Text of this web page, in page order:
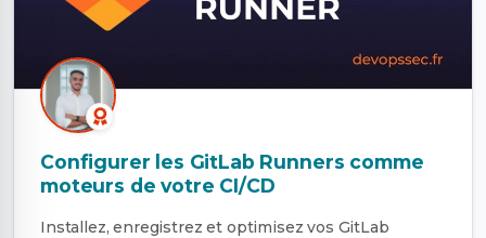
Configurer les GitLab Runners comme
moteurs de votre CI/CD
Installez, enregistrez et optimisez vos GitLab